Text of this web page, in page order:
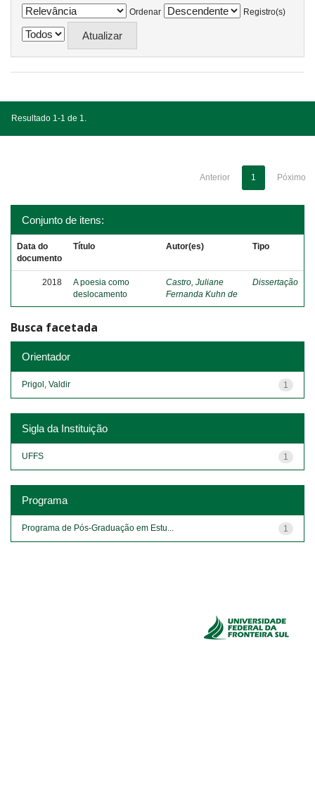
Ordenar
Registro(s)
Resultado 1-1 de 1.
Anterior 1 Póximo
Conjunto de itens:
Data do
documento
Título Autor(es) Tipo
2018
A poesia como
deslocamento
Castro, Juliane
Fernanda Kuhn de
Dissertação
Busca facetada
Orientador
1
Prigol, Valdir
Sigla da Instituição
1
UFFS
Programa
1
Programa de Pós-Graduação em Estu...